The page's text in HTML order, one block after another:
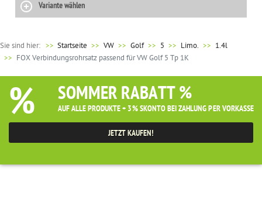
Variante wählen
Sie sind hier: >> Startseite VW Golf 5 Limo.
1.4l
FOX Verbindungsrohrsatz passend für VW Golf 5 Tp 1K
% SOMMER RABATT %
AUF ALLE PRODUKTE + 3% SKONTO BEI ZAHLUNG PER VORKASSE
JETZT KAUFEN!